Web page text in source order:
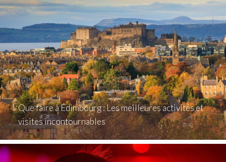
Que faire à Édimbourg : Les meilleures activités et
visites incontournables